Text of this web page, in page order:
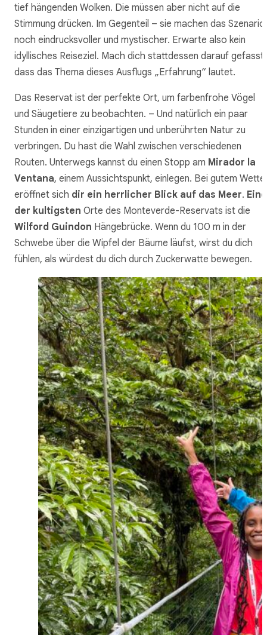
tief hängenden Wolken. Die müssen aber nicht auf die
Stimmung drücken. Im Gegenteil – sie machen das Szenario
noch eindrucksvoller und mystischer. Erwarte also kein
idyllisches Reiseziel. Mach dich stattdessen darauf gefasst,
dass das Thema dieses Ausflugs „Erfahrung“ lautet.
Das Reservat ist der perfekte Ort, um farbenfrohe Vögel
und Säugetiere zu beobachten. – Und natürlich ein paar
Stunden in einer einzigartigen und unberührten Natur zu
verbringen. Du hast die Wahl zwischen verschiedenen
Routen. Unterwegs kannst du einen Stopp am Mirador la
Ventana, einem Aussichtspunkt, einlegen. Bei gutem
eröffnet sich dir ein herrlicher Blick auf das Meer.
der kultigsten Orte des Monteverde-Reservats ist die
Wilford Guindon Hängebrücke. Wenn du 100 m in der
Schwebe über die Wipfel der Bäume läufst, wirst du dich
fühlen, als würdest du dich durch Zuckerwatte bewegen.